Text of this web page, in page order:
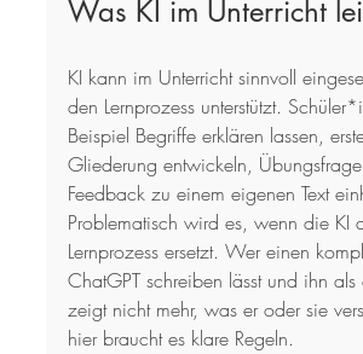
Was KI im Unterricht
KI kann im Unterricht sinnvoll
den Lernprozess unterstützt.
Beispiel Begriffe erklären lassen,
Gliederung entwickeln,
Feedback zu einem eigenen Text
Problematisch wird es, wenn die KI
Lernprozess ersetzt. Wer einen
ChatGPT schreiben lässt und ihn
zeigt nicht mehr, was er oder sie
hier braucht es klare Regeln.